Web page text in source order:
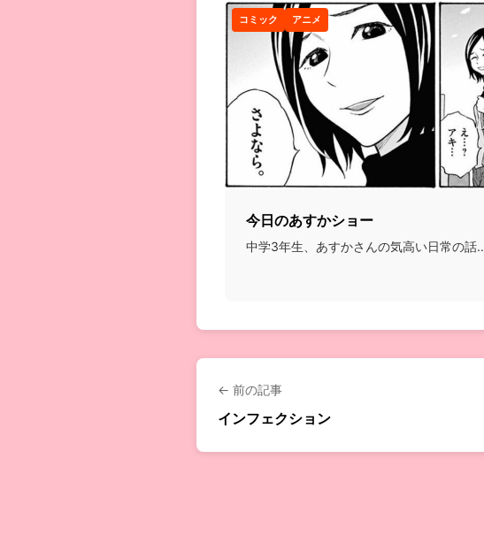
コミック アニメ
今日のあすかショー
中学3年生、あすかさんの気高い日常の話
← 前の記事
インフェクション